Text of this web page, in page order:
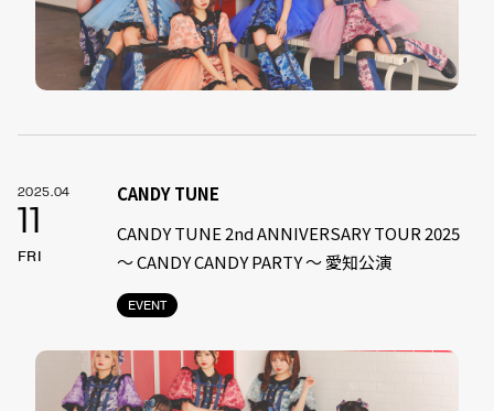
2025.04
11
FRI
EVENT
CANDY TUNE
CANDY TUNE 2nd ANNIVERSARY TOUR 2025
〜 CANDY CANDY PARTY 〜 愛知公演